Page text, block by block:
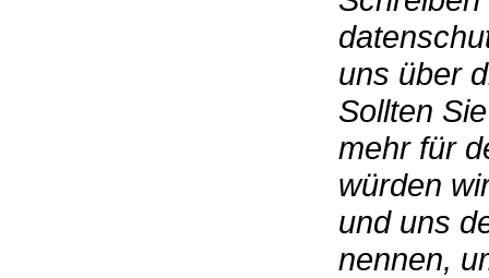
uns über
Sollten
mehr für
würden
und uns
nennen,